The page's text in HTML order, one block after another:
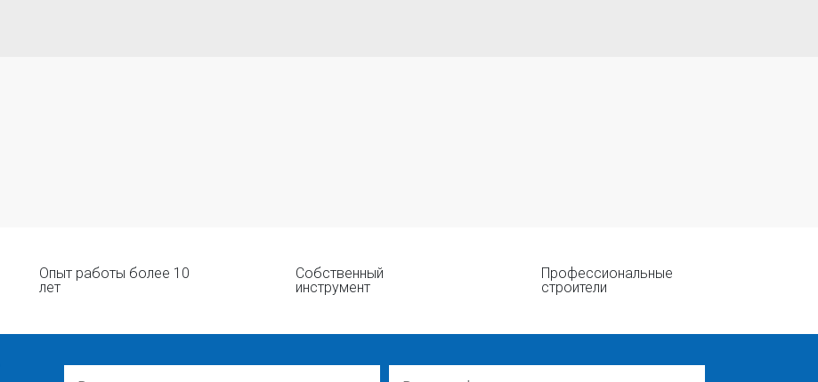
Опыт работы более 10
лет
Собственный
инструмент
Профессиональные
строители